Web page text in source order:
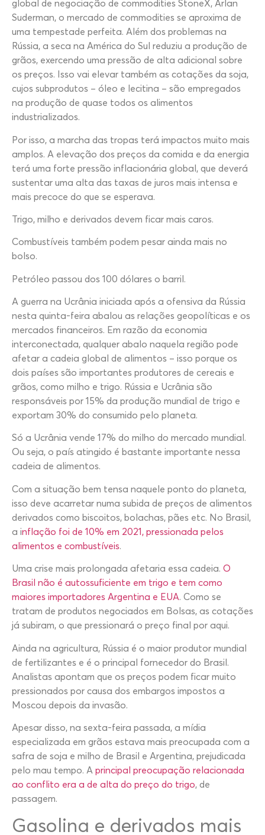
global de negociação de commodities StoneX, Arlan
Suderman, o mercado de commodities se aproxima de
uma tempestade perfeita. Além dos problemas na
Rússia, a seca na América do Sul reduziu a produção de
grãos, exercendo uma pressão de alta adicional sobre
os preços. Isso vai elevar também as cotações da soja,
cujos subprodutos – óleo e lecitina – são empregados
na produção de quase todos os alimentos
industrializados.
Por isso, a marcha das tropas terá impactos muito mais
amplos. A elevação dos preços da comida e da energia
terá uma forte pressão inflacionária global, que deverá
sustentar uma alta das taxas de juros mais intensa e
mais precoce do que se esperava.
Trigo, milho e derivados devem ficar mais caros.
Combustíveis também podem pesar ainda mais no
bolso.
Petróleo passou dos 100 dólares o barril.
A guerra na Ucrânia iniciada após a ofensiva da Rússia
nesta quinta-feira abalou as relações geopolíticas e os
mercados financeiros. Em razão da economia
interconectada, qualquer abalo naquela região pode
afetar a cadeia global de alimentos – isso porque os
dois países são importantes produtores de cereais e
grãos, como milho e trigo. Rússia e Ucrânia são
responsáveis por 15% da produção mundial de trigo e
exportam 30% do consumido pelo planeta.
Só a Ucrânia vende 17% do milho do mercado mundial.
Ou seja, o país atingido é bastante importante nessa
cadeia de alimentos.
Com a situação bem tensa naquele ponto do planeta,
isso deve acarretar numa subida de preços de alimentos
derivados como biscoitos, bolachas, pães etc. No Brasil,
a inflação foi de 10% em 2021, pressionada pelos
alimentos e combustíveis.
Uma crise mais prolongada afetaria essa cadeia. O
Brasil não é autossuficiente em trigo e tem como
maiores importadores Argentina e EUA. Como se
tratam de produtos negociados em Bolsas, as cotações
já subiram, o que pressionará o preço final por aqui.
Ainda na agricultura, Rússia é o maior produtor mundial
de fertilizantes e é o principal fornecedor do Brasil.
Analistas apontam que os preços podem ficar muito
pressionados por causa dos embargos impostos a
Moscou depois da invasão.
Apesar disso, na sexta-feira passada, a mídia
especializada em grãos estava mais preocupada com a
safra de soja e milho de Brasil e Argentina, prejudicada
pelo mau tempo. A principal preocupação relacionada
ao conflito era a de alta do preço do trigo, de
passagem.
Gasolina e derivados mais